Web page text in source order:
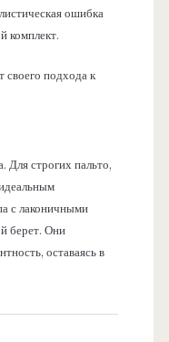
ошибка
комплект.
подхода к
Для строгих пальто,
с лаконичными
берет. Они
оставаясь в